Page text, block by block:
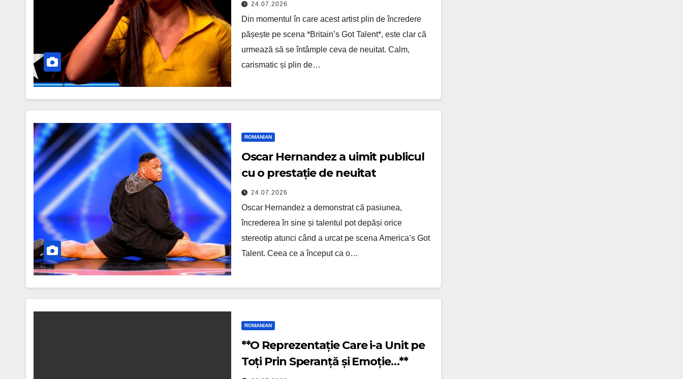
24.07.2026
Din momentul în care acest artist plin de încredere
pășește pe scena *Britain’s Got Talent*, este clar că
urmează să se întâmple ceva de neuitat. Calm,
carismatic și plin de…
ROMANIAN
Oscar Hernandez a uimit publicul
cu o prestație de neuitat
24.07.2026
Oscar Hernandez a demonstrat că pasiunea,
încrederea în sine și talentul pot depăși orice
stereotip atunci când a urcat pe scena America’s Got
Talent. Ceea ce a început ca o…
ROMANIAN
**O Reprezentație Care i-a Unit pe
Toți Prin Speranță și Emoție…**